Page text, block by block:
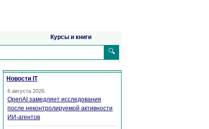
Курсы и книги
🔍
Новости IT
6 августа 2026
OpenAI замедляет исследования
после неконтролируемой активности
ИИ-агентов